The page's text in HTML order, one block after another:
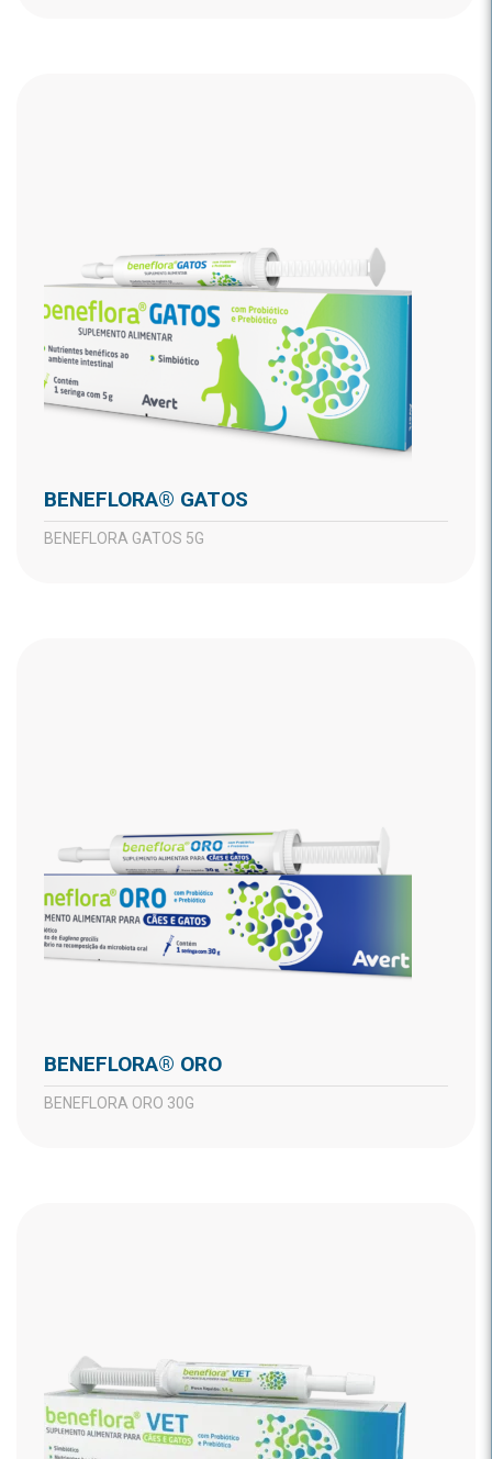
BENEFLORA® GATOS
BENEFLORA GATOS 5G
BENEFLORA® ORO
BENEFLORA ORO 30G